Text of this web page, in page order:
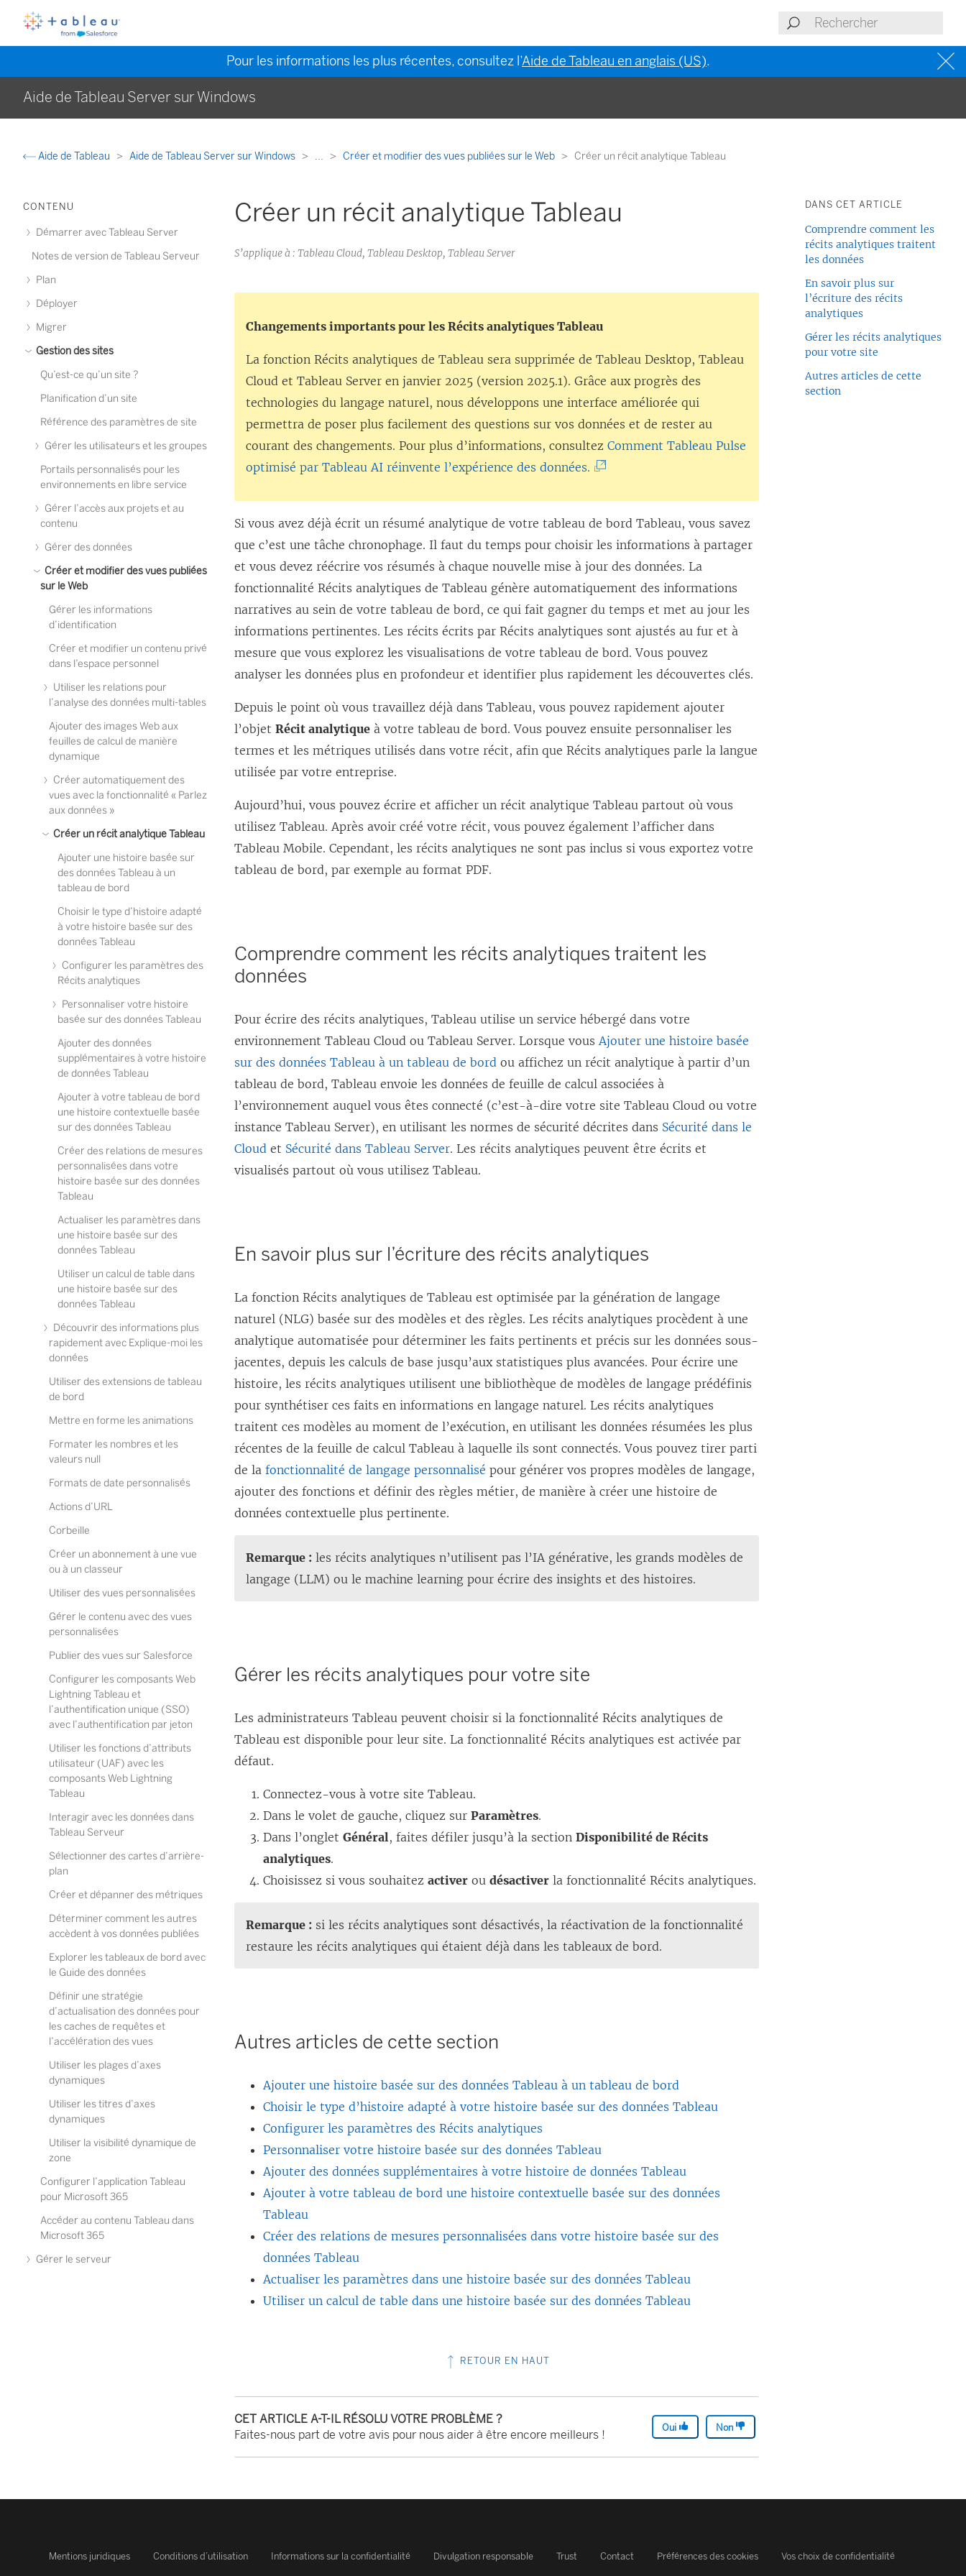
Pour les informations les plus récentes, consultez l’Aide de Tableau en anglais (US).
Aide de Tableau Server sur Windows
Aide de Tableau Aide de Tableau Server sur Windows ... Créer et modifier des vues publiées sur le Web Créer un récit analytique Tableau
CONTENU
Démarrer avec Tableau Server
Notes de version de Tableau Serveur
Plan
Déployer
Migrer
Gestion des sites
Qu’est-ce qu’un site ?
Planification d’un site
Référence des paramètres de site
Gérer les utilisateurs et les groupes
Portails personnalisés pour les
environnements en libre service
Gérer l’accès aux projets et au
contenu
Gérer des données
Créer et modifier des vues publiées
sur le Web
Gérer les informations
d’identification
Créer et modifier un contenu privé
dans l’espace personnel
Utiliser les relations pour
l’analyse des données multi-tables
Ajouter des images Web aux
feuilles de calcul de manière
dynamique
Créer automatiquement des
vues avec la fonctionnalité « Parlez
aux données »
Créer un récit analytique Tableau
Ajouter une histoire basée sur
des données Tableau à un
tableau de bord
Choisir le type d’histoire adapté
à votre histoire basée sur des
données Tableau
Configurer les paramètres des
Récits analytiques
Personnaliser votre histoire
basée sur des données Tableau
Ajouter des données
supplémentaires à votre histoire
de données Tableau
Ajouter à votre tableau de bord
une histoire contextuelle basée
sur des données Tableau
Créer des relations de mesures
personnalisées dans votre
histoire basée sur des données
Tableau
Actualiser les paramètres dans
une histoire basée sur des
données Tableau
Utiliser un calcul de table dans
une histoire basée sur des
données Tableau
Découvrir des informations plus
rapidement avec Explique-moi les
données
Utiliser des extensions de tableau
de bord
Mettre en forme les animations
Formater les nombres et les
valeurs null
Formats de date personnalisés
Actions d’URL
Corbeille
Créer un abonnement à une vue
ou à un classeur
Utiliser des vues personnalisées
Gérer le contenu avec des vues
personnalisées
Publier des vues sur Salesforce
Configurer les composants Web
Lightning Tableau et
l’authentification unique (SSO)
avec l’authentification par jeton
Utiliser les fonctions d’attributs
utilisateur (UAF) avec les
composants Web Lightning
Tableau
Interagir avec les données dans
Tableau Serveur
Sélectionner des cartes d’arrière-
plan
Créer et dépanner des métriques
Déterminer comment les autres
accèdent à vos données publiées
Explorer les tableaux de bord avec
le Guide des données
Définir une stratégie
d’actualisation des données pour
les caches de requêtes et
l’accélération des vues
Utiliser les plages d’axes
dynamiques
Utiliser les titres d’axes
dynamiques
Utiliser la visibilité dynamique de
zone
Configurer l’application Tableau
pour Microsoft 365
Accéder au contenu Tableau dans
Microsoft 365
Gérer le serveur
Créer un récit analytique Tableau
S’applique à : Tableau Cloud, Tableau Desktop, Tableau Server
Changements importants pour les Récits analytiques Tableau
La fonction Récits analytiques de Tableau sera supprimée deTableau Desktop,Tableau
Cloud etTableau Server en janvier 2025 (version 2025.1). Grâce aux progrès des
technologies du langage naturel, nous développons une interface améliorée qui
permettra de poser plus facilement des questions sur vos données et de rester au
courant des changements. Pour plus d’informations, consultezComment Tableau Pulse
optimisé par Tableau AI réinvente l’expérience des données. (
l
i
e
n
s
’
o
u
v
r
e
n
s
u
u
l
l
e
f
e
n
ê
Si vous avez déjà écrit un résumé analytique de votre tableau de bord Tableau, vous savez
que c’est une tâche chronophage. Il faut du temps pour choisir les informations à partager
et vous devez réécrire vos résumés à chaque nouvelle mise à jour des données. La
fonctionnalité Récits analytiques de Tableau génère automatiquement des informations
narratives au sein de votre tableau de bord, ce qui fait gagner du temps et met au jour les
informations pertinentes. Les récits écrits parRécits analytiques sont ajustés au fur et à
mesure que vous explorez les visualisations de votre tableau de bord. Vous pouvez
analyser les données plus en profondeur et identifier plus rapidement les découvertes clés.
Depuis le point où vous travaillez déjà dans Tableau, vous pouvez rapidement ajouter
l’objetRécit analytique à votre tableau de bord. Vous pouvez ensuite personnaliser les
termes et les métriques utilisés dans votre récit, afin queRécits analytiques parle la langue
utilisée par votre entreprise.
Aujourd’hui, vous pouvez écrire et afficher un récit analytique Tableau partout où vous
utilisez Tableau. Après avoir créé votre récit, vous pouvez également l’afficher dans
Tableau Mobile. Cependant, les récits analytiques ne sont pas inclus si vous exportez votre
tableau de bord, par exemple au format PDF.
Comprendre comment les récits analytiques traitent les
données
Pour écrire des récits analytiques, Tableau utilise un service hébergé dans votre
environnement Tableau Cloud ou Tableau Server. Lorsque vousAjouter une histoire basée
sur des données Tableau à un tableau de bord ou affichez un récit analytique à partir d’un
tableau de bord, Tableau envoie les données de feuille de calcul associées à
l’environnement auquel vous êtes connecté (c’est-à-dire votre site Tableau Cloud ou votre
instance Tableau Server), en utilisant les normes de sécurité décrites dans Sécurité dans le
Cloud et Sécurité dans Tableau Server. Les récits analytiques peuvent être écrits et
visualisés partout où vous utilisez Tableau.
En savoir plus sur l’écriture des récits analytiques
La fonction Récits analytiques de Tableau est optimisée par la génération de langage
naturel (NLG) basée sur des modèles et des règles. Les récits analytiques procèdent à une
analytique automatisée pour déterminer les faits pertinents et précis sur les données sous-
jacentes, depuis les calculs de base jusqu’aux statistiques plus avancées. Pour écrire une
histoire, les récits analytiques utilisent une bibliothèque de modèles de langage prédéfinis
pour synthétiser ces faits en informations en langage naturel. Les récits analytiques
traitent ces modèles au moment de l’exécution, en utilisant les données résumées les plus
récentes de la feuille de calcul Tableau à laquelle ils sont connectés. Vous pouvez tirer parti
de lafonctionnalité de langage personnalisé pour générer vos propres modèles de langage,
ajouter des fonctions et définir des règles métier, de manière à créer une histoire de
données contextuelle plus pertinente.
Remarque : les récits analytiques n’utilisent pas l’IA générative, les grands modèles de
langage (LLM) ou le machine learning pour écrire des insights et des histoires.
Gérer les récits analytiques pour votre site
Les administrateurs Tableau peuvent choisir si la fonctionnalité Récits analytiques de
Tableau est disponible pour leur site. La fonctionnalitéRécits analytiques est activée par
défaut.
Connectez-vous à votre site Tableau.
Dans le volet de gauche, cliquez surParamètres.
Dans l’ongletGénéral, faites défiler jusqu’à la sectionDisponibilité de Récits
analytiques.
Choisissez si vous souhaitezactiver oudésactiver la fonctionnalité Récits analytiques.
Remarque : si les récits analytiques sont désactivés, la réactivation de la fonctionnalité
restaure les récits analytiques qui étaient déjà dans les tableaux de bord.
Autres articles de cette section
Ajouter une histoire basée sur des données Tableau à un tableau de bord
Choisir le type d’histoire adapté à votre histoire basée sur des données Tableau
Configurer les paramètres des Récits analytiques
Personnaliser votre histoire basée sur des données Tableau
Ajouter des données supplémentaires à votre histoire de données Tableau
Ajouter à votre tableau de bord une histoire contextuelle basée sur des données
Tableau
Créer des relations de mesures personnalisées dans votre histoire basée sur des
données Tableau
Actualiser les paramètres dans une histoire basée sur des données Tableau
Utiliser un calcul de table dans une histoire basée sur des données Tableau
RETOUR EN HAUT
CET ARTICLE A-T-IL RÉSOLU VOTRE PROBLÈME ?
Faites-nous part de votre avis pour nous aider à être encore meilleurs !
Oui Non
DANS CET ARTICLE
Comprendre comment les
récits analytiques traitent
les données
En savoir plus sur
l’écriture des récits
analytiques
Gérer les récits analytiques
pour votre site
Autres articles de cette
section
Mentions juridiques Conditions d’utilisation Informations sur la confidentialité Divulgation responsable Trust Contact Préférences des cookies Vos choix de confidentialité